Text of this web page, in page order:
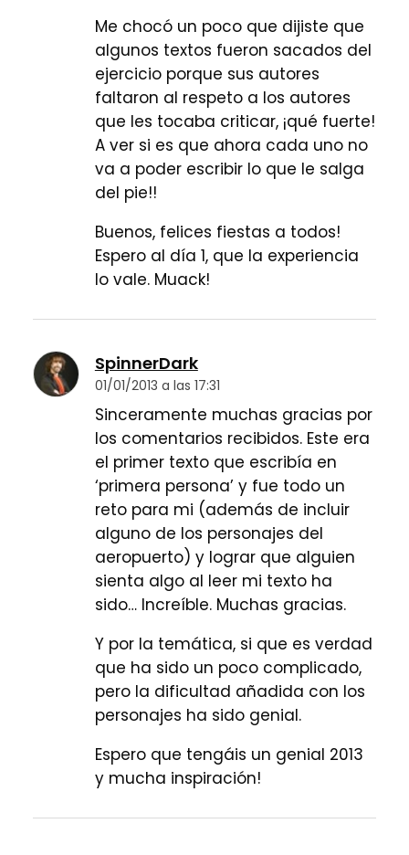
Me chocó un poco que dijiste que
algunos textos fueron sacados del
ejercicio porque sus autores
faltaron al respeto a los autores
que les tocaba criticar, ¡qué fuerte!
A ver si es que ahora cada uno no
va a poder escribir lo que le salga
del pie!!
Buenos, felices fiestas a todos!
Espero al día 1, que la experiencia
lo vale. Muack!
SpinnerDark
01/01/2013 a las 17:31
Sinceramente muchas gracias por
los comentarios recibidos. Este era
el primer texto que escribía en
‘primera persona’ y fue todo un
reto para mi (además de incluir
alguno de los personajes del
aeropuerto) y lograr que alguien
sienta algo al leer mi texto ha
sido… Increíble. Muchas gracias.
Y por la temática, si que es verdad
que ha sido un poco complicado,
pero la dificultad añadida con los
personajes ha sido genial.
Espero que tengáis un genial 2013
y mucha inspiración!